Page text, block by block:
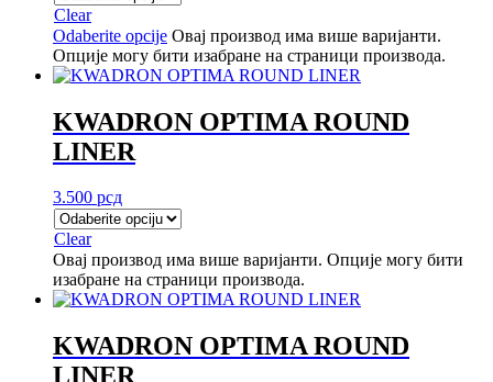
Clear
Odaberite opcije Овај производ има више варијанти.
Опције могу бити изабране на страници производа.
KWADRON OPTIMA ROUND
LINER
3.500 рсд
Clear
Овај производ има више варијанти. Опције могу бити
изабране на страници производа.
KWADRON OPTIMA ROUND
LINER